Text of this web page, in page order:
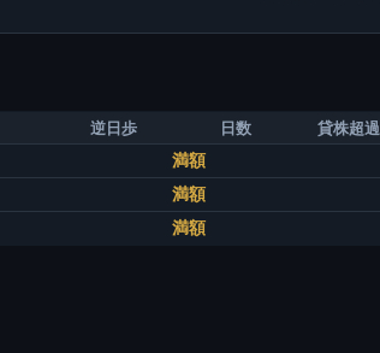
逆日歩 日数 貸株超過
満額
満額
満額